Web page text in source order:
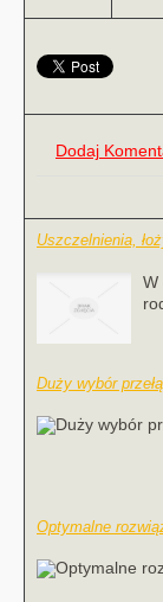
Dodaj
Uszczelnienia,
W
Duży wybór
Optymalne